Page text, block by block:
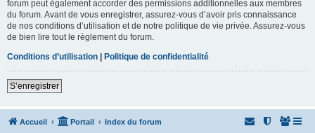
forum peut également accorder des permissions additionnelles aux membres
du forum. Avant de vous enregistrer, assurez-vous d’avoir pris connaissance
de nos conditions d’utilisation et de notre politique de vie privée. Assurez-vous
de bien lire tout le règlement du forum.
Conditions d’utilisation | Politique de confidentialité
S’enregistrer
Accueil Portail Index du forum